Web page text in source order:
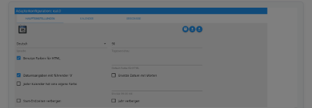
• Auf der Console mal : iobroker stop vis - iobroker
upload vis - iobroker start vis
Edit 200220: Widget angepasst